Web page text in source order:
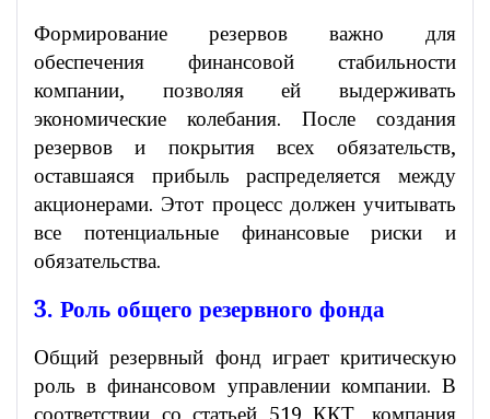
Формирование резервов важно для
обеспечения финансовой стабильности
компании, позволяя ей выдерживать
экономические колебания. После создания
резервов и покрытия всех обязательств,
оставшаяся прибыль распределяется между
акционерами. Этот процесс должен учитывать
все потенциальные финансовые риски и
обязательства.
3. Роль общего резервного фонда
Общий резервный фонд играет критическую
роль в финансовом управлении компании. В
соответствии со статьей 519 ККТ, компания